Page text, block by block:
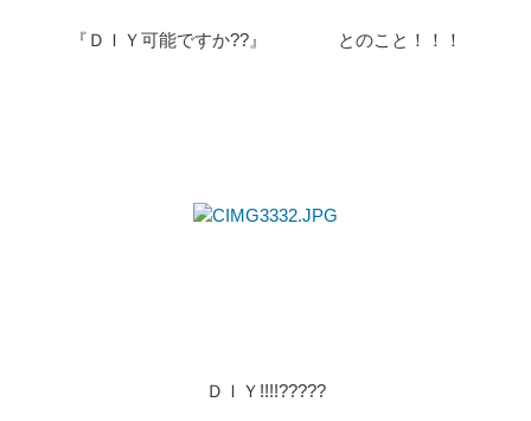
『ＤＩＹ可能ですか??』 とのこと！！！
ＤＩＹ!!!!?????